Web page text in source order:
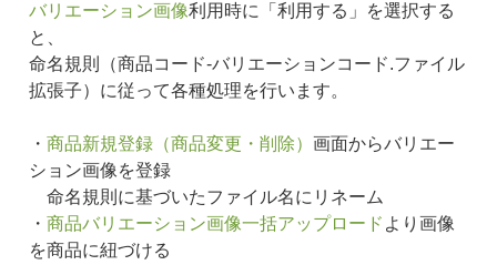
バリエーション画像利用時に「利用する」を選択する
と、
命名規則（商品コード-バリエーションコード.ファイル
拡張子）に従って各種処理を行います。
・ 商品新規登録（商品変更・削除） 画面からバリエー
ション画像を登録
命名規則に基づいたファイル名にリネーム
・ 商品バリエーション画像一括アップロード より画像
を商品に紐づける